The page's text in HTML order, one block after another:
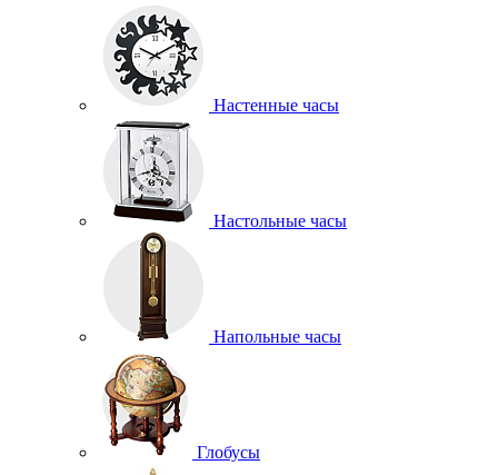
Настенные часы
Настольные часы
Напольные часы
Глобусы